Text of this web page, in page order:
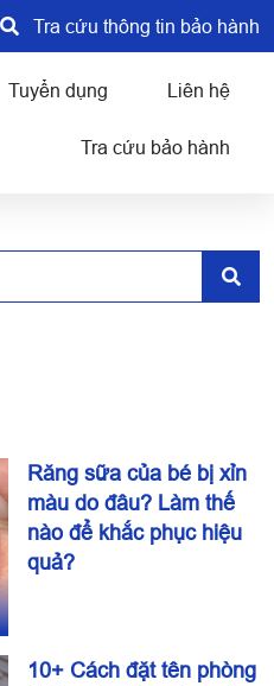
Tra cứu thông tin bảo hành
Tuyển dụng Liên hệ
Tra cứu bảo hành
Răng sữa của bé bị xỉn
màu do đâu? Làm thế
nào để khắc phục hiệu
quả?
10+ Cách đặt tên phòng